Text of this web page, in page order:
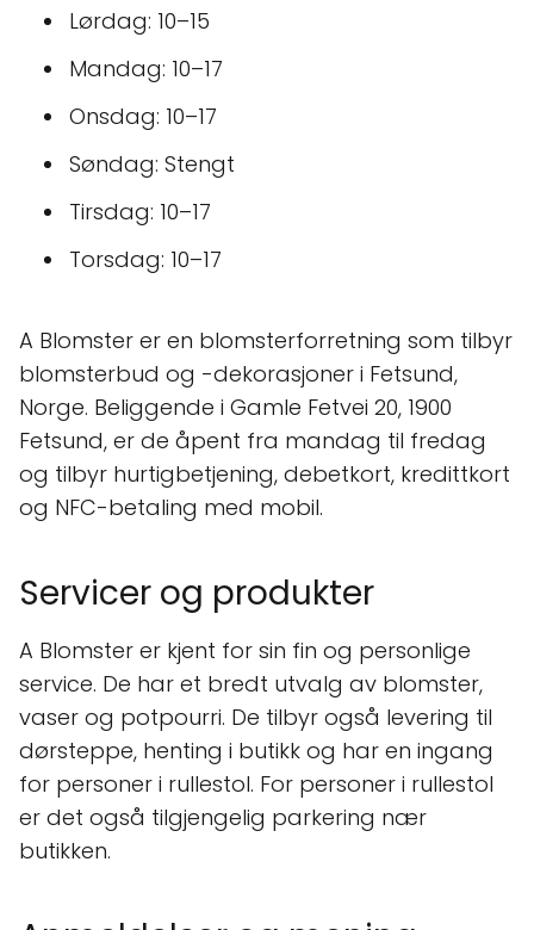
Lørdag: 10–15
Mandag: 10–17
Onsdag: 10–17
Søndag: Stengt
Tirsdag: 10–17
Torsdag: 10–17
A Blomster er en blomsterforretning som tilbyr
blomsterbud og -dekorasjoner i Fetsund,
Norge. Beliggende i Gamle Fetvei 20, 1900
Fetsund, er de åpent fra mandag til fredag
og tilbyr hurtigbetjening, debetkort, kredittkort
og NFC-betaling med mobil.
Servicer og produkter
A Blomster er kjent for sin fin og personlige
service. De har et bredt utvalg av blomster,
vaser og potpourri. De tilbyr også levering til
dørsteppe, henting i butikk og har en ingang
for personer i rullestol. For personer i rullestol
er det også tilgjengelig parkering nær
butikken.